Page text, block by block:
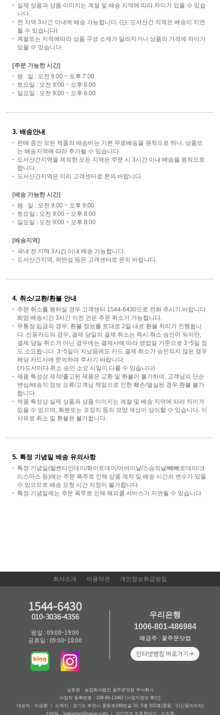
실제 상품과 상품 이미지는 계절 및 배송 지역에 따라 차이가 있을 수 있습
니다.
전 지역 3시간 이내에 배송 가능합니다. (단, 도서산간 지역은 배송이 지연
될 수 있습니다)
계절또는 지역에따라 상품 구성 소재가 달라지거나 상품의 가격에 차이가
있을 수 있습니다.
[주문 가능한 시간]
평 일 : 오전 9:00 ~ 오후 7:00
토요일 : 오전 9:00 ~ 오후 6:00
일요일 : 오전 9:00 ~ 오후 6:00
3. 배송안내
판매 중인 모든 제품의 배송비는 기본 무료배송을 원칙으로 하나, 상품또
는 배송지역에 따라 추가될 수 있습니다.
도서산간지역을 제외한 모든 지역은 주문 시 3시간 이내 배송을 원칙으로
합니다.
도서산간지역은 미리 고객센터로 문의 바랍니다.
[배송 가능한 시간]
평 일 : 오전 9:00 ~ 오후 9:00
토요일 : 오전 9:00 ~ 오후 8:00
일요일 : 오전 9:00 ~ 오후 8:00
[배송지역]
국내 전 지역 3시간 이내 배송 가능합니다.
도서산간지역, 외딴섬 등은 고객센터로 문의 바랍니다.
4. 취소/교환/환불 안내
주문 취소를 원하실 경우 고객센터 1544-6430으로 전화 주시기 바랍니다.
희망 배송시간 3시간 이전 건은 주문 취소가 가능합니다.
무통장 입금의 경우, 환불 정보를 토대로 2일 내로 환불 처리가 진행됩니
다. 신용카드의 경우, 결제 당일의 결제 취소는 즉시 취소 승인이 되지만,
결제 당일 취소가 아닌 경우에는 결제사에 따라 영업일 기준으로 3~5일 정
도 소요됩니다. 3~5일이 지났음에도 카드 결제 취소가 승인되지 않은 경우
해당 카드사에 문의하여 주시기 바랍니다.
(카드사마다 취소 승인 소요 시일이 다를 수 있습니다)
제품 특성상 제작/출고된 제품은 교환 및 환불이 불가하며, 고객님의 단순
변심/배송지 정보 오류/고객님 책임으로 인한 훼손/멸실된 경우 환불 불가
합니다.
제품 특성상 실제 상품과 상품 이미지는 계절 및 배송 지역에 따라 차이가
있을 수 있으며, 화분또는 포장지 등의 모양 색상이 상이할 수 있습니다. 이
사유로 취소 및 환불은 불가합니다.
5. 특정 기념일 배송 유의사항
특정 기념일(발렌타인데이/화이트데이/어버이날/스승의날/빼빼로데이/크
리스마스 등)에는 주문 폭주로 인해 상품 제작 및 배송 시간의 변수가 있을
수 있으므로 배송 요청 시간 지정이 불가합니다.
특정 기념일에는 주문 폭주로 인해 해피콜 서비스가 지연될 수 있습니다.
회사소개 이용약관 개인정보취급방침
1544-6430
010-3036-4356
평일 : 09:00~19:00
공휴일 : 09:00~18:00
우리은행
1006-801-486984
예금주 : 꽃주문닷컴
상호명 : 농업회사법인 꽃주문닷컴 주식회사
사업자 등록번호 : 108-86-13462 [사업자정보 확인]
대표자 : 이승환 ㅣ 소재지 : 경기도 부천시 중동로248번길 33, 5층 502호(중동, 구)신풍프라자)
이메일 : kotjumun@naver.com ㅣ 개인정보 보호책임자 : 이승환